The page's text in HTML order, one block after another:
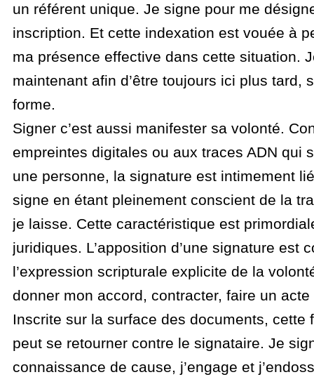
un référent unique. Je signe pour me
inscription. Et cette indexation est vouée à
ma présence effective dans cette situation.
maintenant afin d’être toujours ici plus tard,
forme.
Signer c’est aussi manifester sa volonté.
empreintes digitales ou aux traces ADN qui
une personne, la signature est intimement
signe en étant pleinement conscient de la
je laisse. Cette caractéristique est
juridiques. L’apposition d’une signature est
l’expression scripturale explicite de la
donner mon accord, contracter, faire un
Inscrite sur la surface des documents, cette
peut se retourner contre le signataire. Je
connaissance de cause, j’engage et